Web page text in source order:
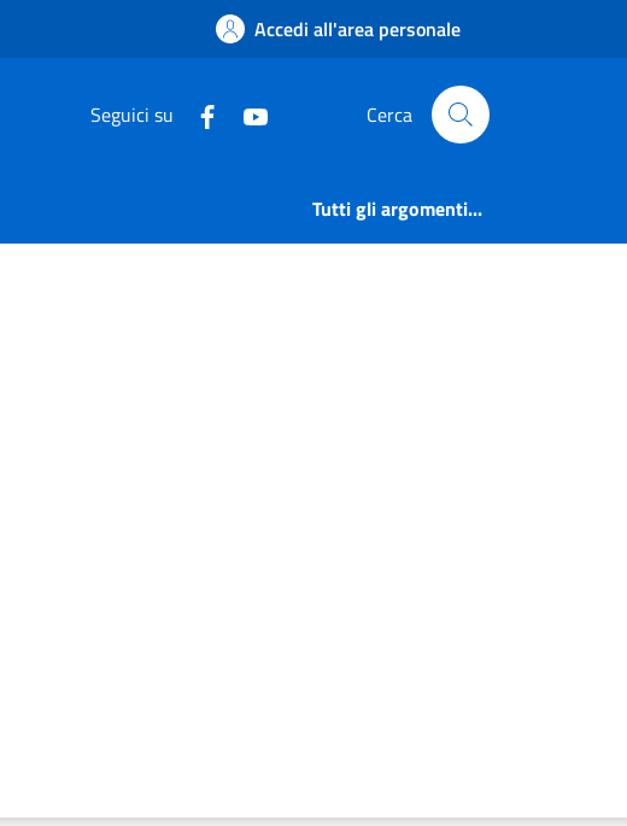
Accedi all'area personale
Seguici su Cerca
Tutti gli argomenti...